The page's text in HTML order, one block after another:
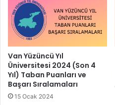
Van Yüzüncü Yıl
Üniversitesi 2024 (Son 4
Yıl) Taban Puanları ve
Başarı Sıralamaları
15 Ocak 2024